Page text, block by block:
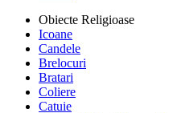
Obiecte Religioase
Icoane
Candele
Brelocuri
Bratari
Coliere
Catuie